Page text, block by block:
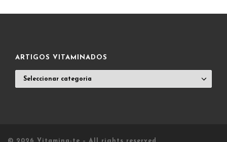
ARTIGOS VITAMINADOS
VITAMINADOS